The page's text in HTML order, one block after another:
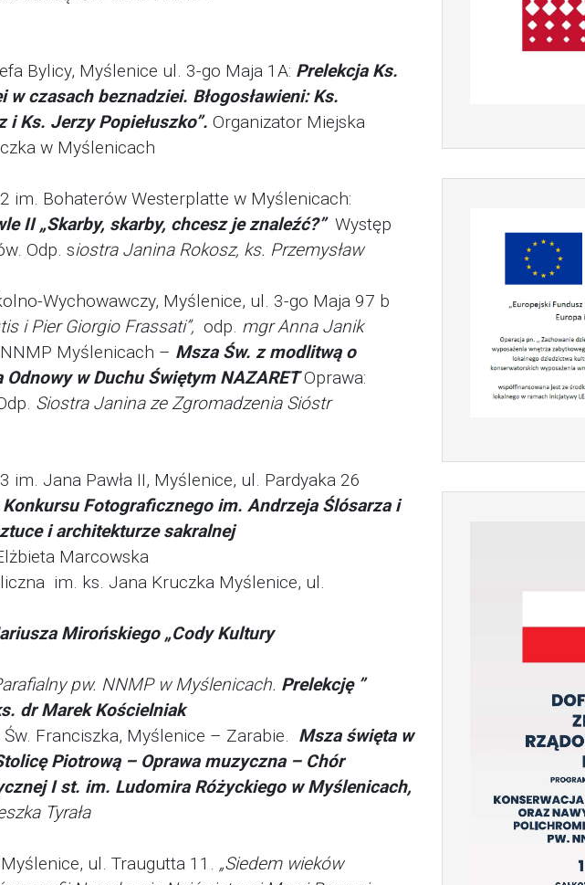
Bylicy, Myślenice ul. 3-go Maja 1A: Prelekcja Ks.
czasach beznadziei. Błogosławieni: Ks.
i Ks. Jerzy Popiełuszko”. Organizator Miejska
w Myślenicach
im. Bohaterów Westerplatte w Myślenicach:
II „Skarby, skarby, chcesz je znaleźć?”Występ
Odp. siostra Janina Rokosz, ks. Przemysław
Wychowawczy, Myślenice, ul. 3-go Maja 97 b
i Pier Giorgio Frassati”, odp. mgr Anna Janik
Myślenicach – Msza Św. z modlitwą o
w Duchu Świętym NAZARETOprawa:
Siostra Janina ze Zgromadzenia Sióstr
Jana Pawła II, Myślenice, ul. Pardyaka 26
Fotograficznego im. Andrzeja Ślósarza i
i architekturze sakralnej
Marcowska
im. ks. Jana Kruczka Myślenice, ul.
Mirońskiego „Cody Kultury
pw. NNMP w Myślenicach. Prelekcję ”
dr Marek Kościelniak
Franciszka, Myślenice – Zarabie. Msza święta w
Piotrową – Oprawa muzyczna – Chór
I st. im. Ludomira Różyckiego w Myślenicach,
Tyrała
ul. Traugutta 11. „Siedem wieków